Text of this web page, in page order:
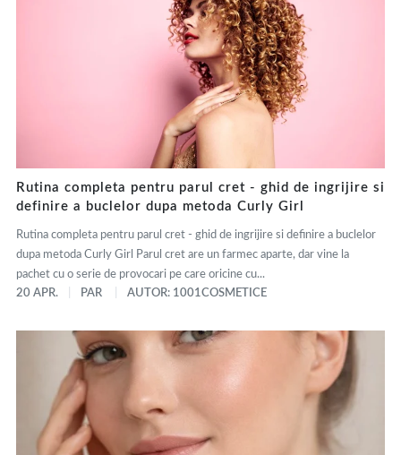
Rutina completa pentru parul cret - ghid de ingrijire si
definire a buclelor dupa metoda Curly Girl
Rutina completa pentru parul cret - ghid de ingrijire si definire a buclelor
dupa metoda Curly Girl Parul cret are un farmec aparte, dar vine la
pachet cu o serie de provocari pe care oricine cu...
20 APR.
PAR AUTOR: 1001COSMETICE